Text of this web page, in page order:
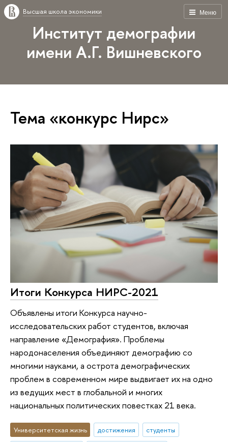
Меню
Высшая школа экономики
Институт демографии
имени А.Г. Вишневского
Тема «конкурс Нирс»
Итоги Конкурса НИРС-2021
Объявлены итоги Конкурса научно-
исследовательских работ студентов, включая
направление «Демография». Проблемы
народонаселения объединяют демографию со
многими науками, а острота демографических
проблем в современном мире выдвигает их на одно
из ведущих мест в глобальной и многих
национальных политических повестках 21 века.
Университетская жизнь достижения
студенты